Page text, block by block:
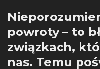
powroty – to
związkach,
nas. Temu